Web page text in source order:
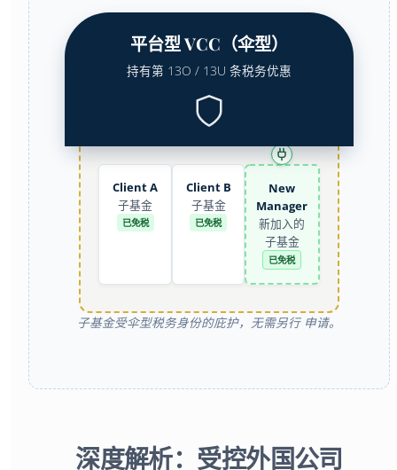
平台型 VCC（伞型）
持有第 13O / 13U 条税务优惠
Client A
子基金
已免税
Client B
子基金
已免税
New
Manager
新加入的
子基金
已免税
子基金受伞型税务身份的庇护，无需另行 申请。
深度解析：受控外国公司